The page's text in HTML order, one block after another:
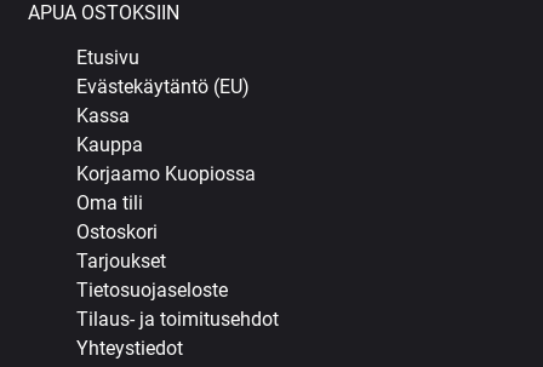
APUA OSTOKSIIN
Etusivu
Evästekäytäntö (EU)
Kassa
Kauppa
Korjaamo Kuopiossa
Oma tili
Ostoskori
Tarjoukset
Tietosuojaseloste
Tilaus- ja toimitusehdot
Yhteystiedot